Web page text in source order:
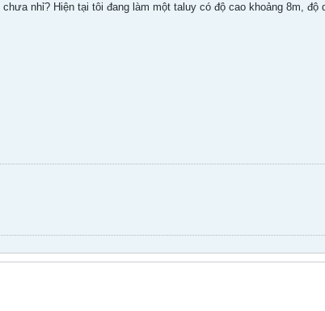
nhỉ? Hiện tại tôi đang làm một taluy có độ cao khoảng 8m,